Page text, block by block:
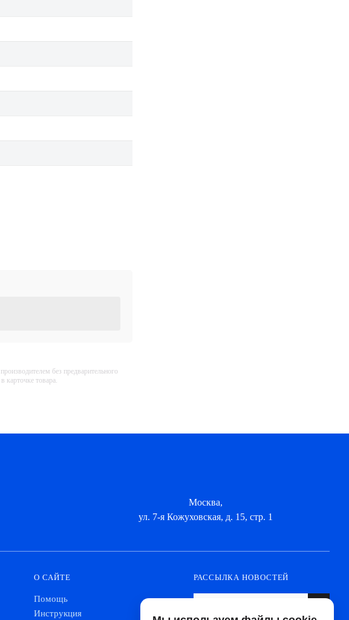
без предварительного
карточке товара.
Москва,
ул. 7-я Кожуховская, д. 15, стр. 1
О САЙТЕ
Помощь
Инструкция
РАССЫЛКА НОВОСТЕЙ